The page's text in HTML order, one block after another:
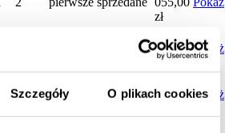
Szczegóły O plikach cookies
zł
sprzedane 464,00
zł
Pokaż
2 pierwsze sprzedane 305,00 Pokaż